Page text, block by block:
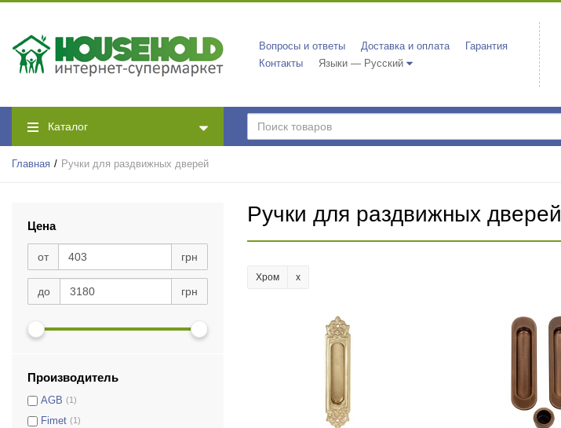
Вопросы и ответы Доставка и оплата
Гарантия
Контакты
Языки — Русский
Каталог
Главная Ручки для раздвижных дверей
Цена
от грн
до грн
Производитель
AGB (1)
Fimet (1)
Антрацит (2)
Античное железо
Бронза
Ручки для раздвижных дверей
Хром